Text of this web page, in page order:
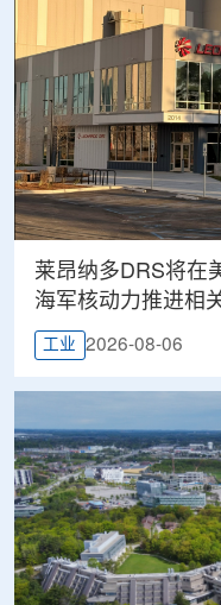
莱昂纳多DRS将在
海军核动力推进相
工业 2026-08-06